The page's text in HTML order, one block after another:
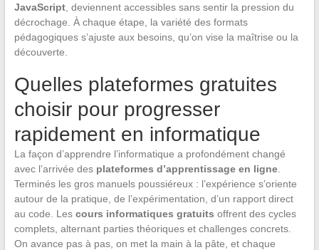
JavaScript, deviennent accessibles sans sentir la pression du
décrochage. À chaque étape, la variété des formats
pédagogiques s’ajuste aux besoins, qu’on vise la maîtrise ou la
découverte.
Quelles plateformes gratuites
choisir pour progresser
rapidement en informatique
La façon d’apprendre l’informatique a profondément changé
avec l’arrivée des plateformes d’apprentissage en ligne.
Terminés les gros manuels poussiéreux : l’expérience s’oriente
autour de la pratique, de l’expérimentation, d’un rapport direct
au code. Les cours informatiques gratuits offrent des cycles
complets, alternant parties théoriques et challenges concrets.
On avance pas à pas, on met la main à la pâte, et chaque